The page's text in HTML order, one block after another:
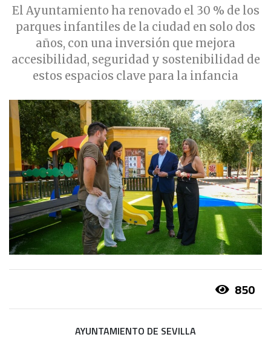
El Ayuntamiento ha renovado el 30 % de los
parques infantiles de la ciudad en solo dos
años, con una inversión que mejora
accesibilidad, seguridad y sostenibilidad de
estos espacios clave para la infancia
850
AYUNTAMIENTO DE SEVILLA